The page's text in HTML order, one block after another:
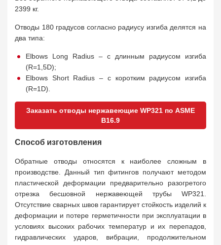
2399 кг.
Отводы 180 градусов согласно радиусу изгиба делятся на
два типа:
Elbows Long Radius – с длинным радиусом изгиба
(R=1,5D);
Elbows Short Radius – с коротким радиусом изгиба
(R=1D).
Заказать отводы нержавеющие WP321 по ASME
B16.9
Способ изготовления
Обратные отводы относятся к наиболее сложным в
производстве. Данный тип фитингов получают методом
пластической деформации предварительно разогретого
отрезка бесшовной нержавеющей трубы WP321.
Отсутствие сварных швов гарантирует стойкость изделий к
деформации и потере герметичности при эксплуатации в
условиях высоких рабочих температур и их перепадов,
гидравлических ударов, вибрации, продолжительном